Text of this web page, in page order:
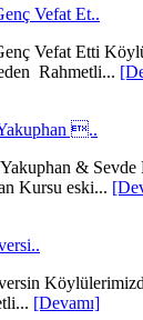
Vefat Et..
Vefat Etti
Rahmetli...
..
& Sevde
Kursu eski...
[Devamı]